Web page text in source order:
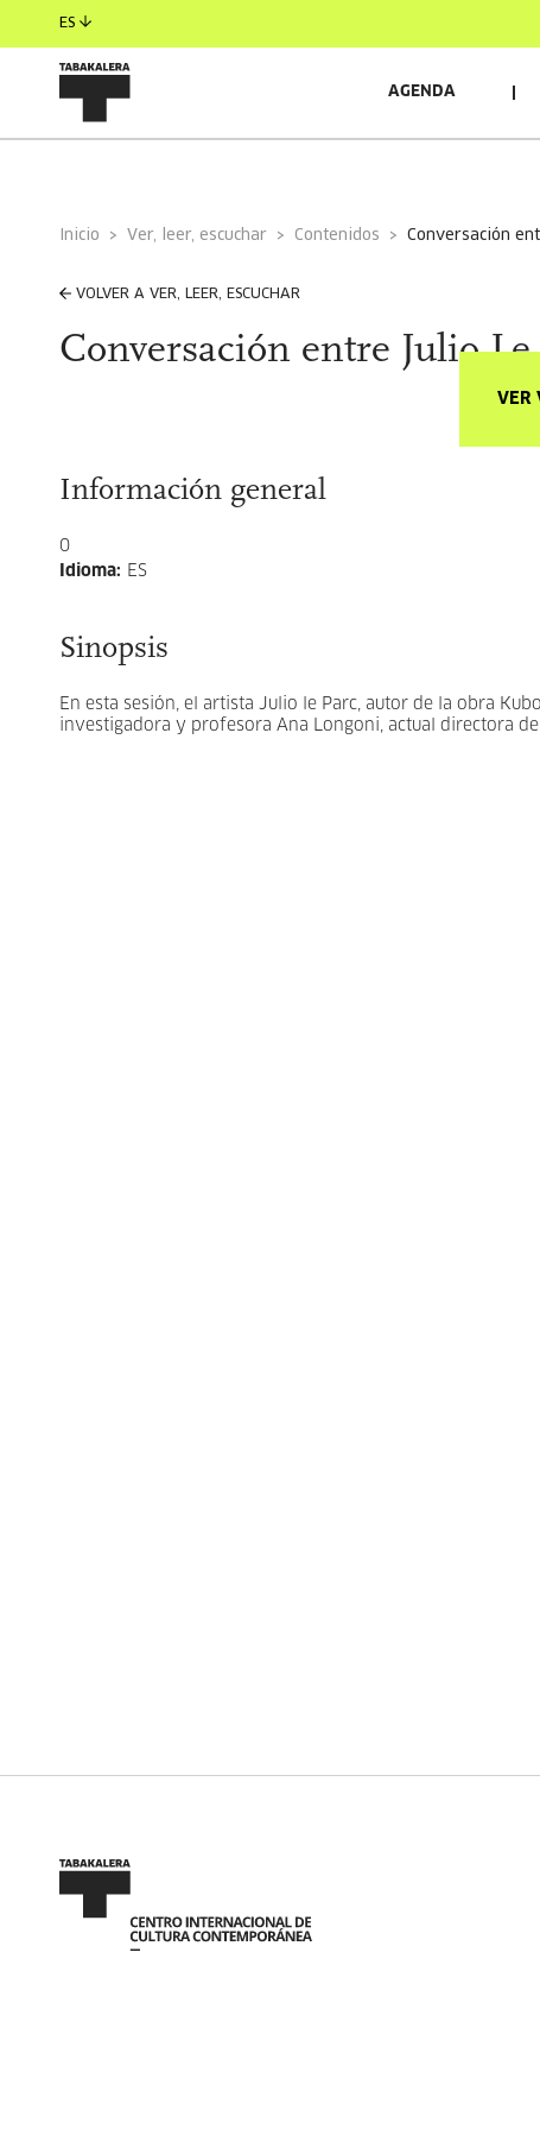
ES
AGENDA
Inicio Ver, leer, escuchar Contenidos conversación
VOLVER A VER, LEER, ESCUCHAR
Conversación entre Julio
VER
Información general
0
Idioma: ES
Sinopsis
En esta sesión, el artista Julio le Parc, autor de la obra
investigadora y profesora Ana Longoni, actual directora